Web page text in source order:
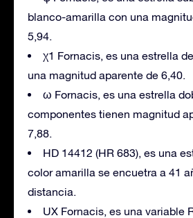
blanco-amarilla con una
5,94.
χ1 Fornacis, es una estrella
una magnitud aparente de 6,40.
ω Fornacis, es una estrella
componentes tienen magnitud
7,88.
HD 14412 (HR 683), es una
color amarilla se encuetra a 41
distancia.
UX Fornacis, es una variable